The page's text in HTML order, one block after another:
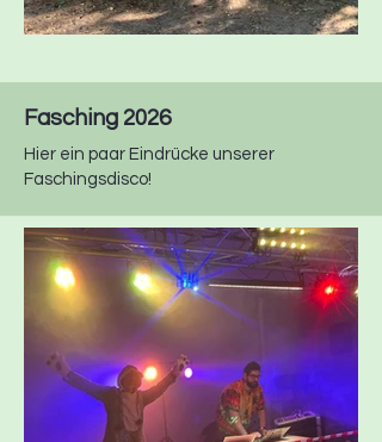
Fasching 2026
Hier ein paar Eindrücke unserer
Faschingsdisco!